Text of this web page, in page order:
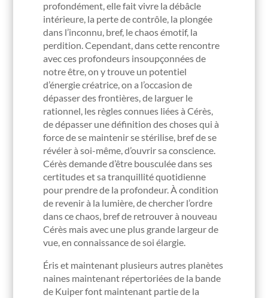
profondément, elle fait vivre la débâcle
intérieure, la perte de contrôle, la plongée
dans l’inconnu, bref, le chaos émotif, la
perdition. Cependant, dans cette rencontre
avec ces profondeurs insoupçonnées de
notre être, on y trouve un potentiel
d’énergie créatrice, on a l’occasion de
dépasser des frontières, de larguer le
rationnel, les règles connues liées à Cérès,
de dépasser une définition des choses qui à
force de se maintenir se stérilise, bref de se
révéler à soi-même, d’ouvrir sa conscience.
Cérès demande d’être bousculée dans ses
certitudes et sa tranquillité quotidienne
pour prendre de la profondeur. À condition
de revenir à la lumière, de chercher l’ordre
dans ce chaos, bref de retrouver à nouveau
Cérès mais avec une plus grande largeur de
vue, en connaissance de soi élargie.
Éris et maintenant plusieurs autres planètes
naines maintenant répertoriées de la bande
de Kuiper font maintenant partie de la